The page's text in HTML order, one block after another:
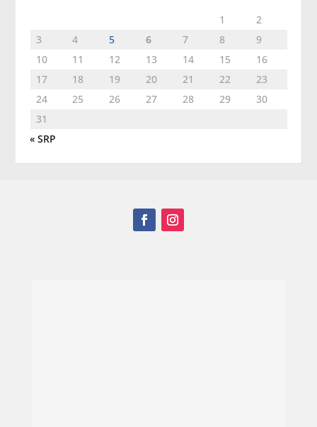
1
2
3
4 5 6 7 8
9
10
11 12 13 14 15
16
17
18 19 20 21 22
23
24
25 26 27 28 29
30
31
« SRP